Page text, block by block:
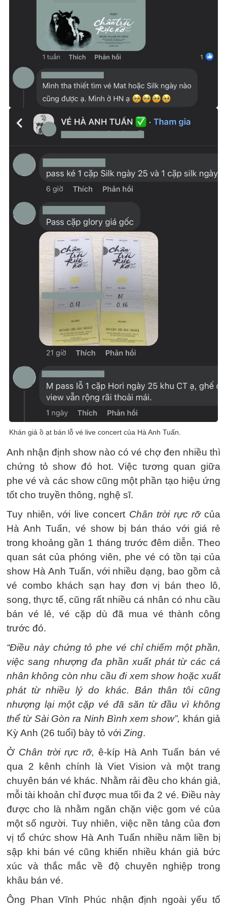
Khán giả ồ ạt bán lỗ vé live concert của Hà Anh Tuấn.
Anh nhận định show nào có vé chợ đen nhiều thì
chứng tỏ show đó hot. Việc tương quan giữa
phe vé và các show cũng một phần tạo hiệu ứng
tốt cho truyền thông, nghệ sĩ.
Tuy nhiên, với live concert Chân trời rực rỡcủa
Hà Anh Tuấn, vé show bị bán tháo với giá rẻ
trong khoảng gần 1 tháng trước đêm diễn. Theo
quan sát của phóng viên, phe vé có tồn tại của
show Hà Anh Tuấn, với nhiều dạng, bao gồm cả
vé combo khách sạn hay đơn vị bán theo lô,
song, thực tế, cũng rất nhiều cá nhân có nhu cầu
bán vé lẻ, vé cặp dù đã mua vé thành công
trước đó.
“Điều này chứng tỏ phe vé chỉ chiếm một phần,
việc sang nhượng đa phần xuất phát từ các cá
nhân không còn nhu cầu đi xem show hoặc xuất
phát từ nhiều lý do khác. Bản thân tôi cũng
nhượng lại một cặp vé đã săn từ đầu vì không
thể từ Sài Gòn ra Ninh Bình xem show”, khán giả
Kỳ Anh (26 tuổi) bày tỏ vớiZing.
Ở Chân trời rực rỡ, ê-kíp Hà Anh Tuấn bán vé
qua 2 kênh chính là Viet Vision và một trang
chuyên bán vé khác. Nhằm rải đều cho khán giả,
mỗi tài khoản chỉ được mua tối đa 2 vé. Điều này
được cho là nhằm ngăn chặn việc gom vé của
một số người. Tuy nhiên, việc nền tảng của đơn
vị tổ chức show Hà Anh Tuấn nhiều năm liền bị
sập khi bán vé cũng khiến nhiều khán giả bức
xúc và thắc mắc về độ chuyên nghiệp trong
khâu bán vé.
Ông Phan Vĩnh Phúc nhận định ngoài yếu tố